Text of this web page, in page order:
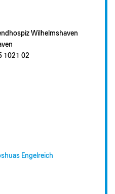
Wilhelmshaven
1021 02
Engelreich